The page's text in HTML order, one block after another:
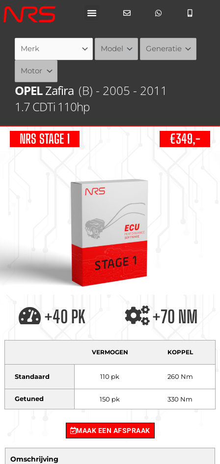
Ga
naar
OPELZafira (B) - 2005 - 2011
1.7 CDTi 110hp
NRS STAGE 1 €349,-
+40 PK +70 NM
VERMOGEN KOPPEL
Standaard 110 pk 260 Nm
Getuned 150 pk 330 Nm
MAAK EEN AFSPRAAK
Omschrijving